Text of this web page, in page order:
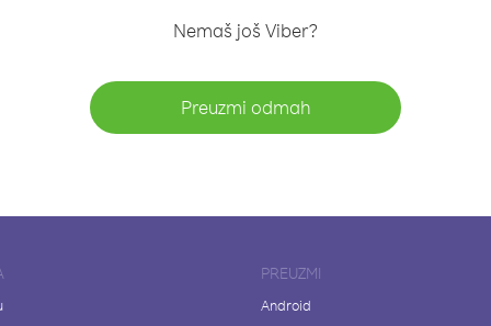
Nemaš još Viber?
Preuzmi odmah
PREUZMI
Android